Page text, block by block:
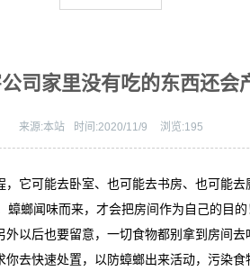
司家里没有吃的东西还会
来源:本站 时间:2020/11/9 浏览:195
它可能去卧室、也可能去书房、也可能
螂闻味而来，才会把房间作为自己的目的
外以后也要留意，一切食物都别拿到房间去
去快速处置，以防蟑螂出来活动，污染食